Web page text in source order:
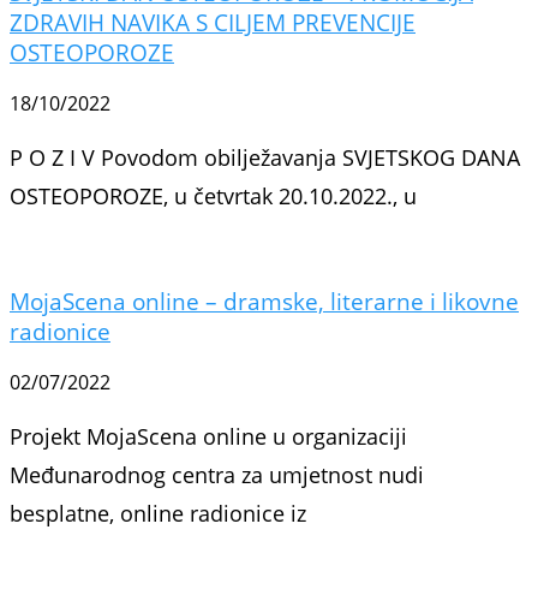
ZDRAVIH NAVIKA S CILJEM PREVENCIJE
OSTEOPOROZE
18/10/2022
P O Z I V Povodom obilježavanja SVJETSKOG DANA
OSTEOPOROZE, u četvrtak 20.10.2022., u
MojaScena online – dramske, literarne i likovne
radionice
02/07/2022
Projekt MojaScena online u organizaciji
Međunarodnog centra za umjetnost nudi
besplatne, online radionice iz